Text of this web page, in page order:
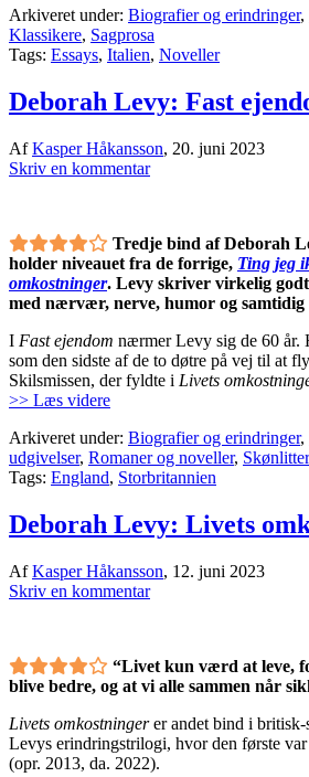
Arkiveret under: Biografier og erindringer,
Klassikere, Sagprosa
Tags: Essays, Italien, Noveller
Deborah Levy: Fast
AfKasper Håkansson, 20. juni 2023
Skriv en kommentar
Tredje bind af Deborah
holder niveauet fra de forrige, Ting jeg
omkostninger. Levy skriver virkelig
med nærvær, nerve, humor og samtidig
I Fast ejendom nærmer Levy sig de 60 år.
som den sidste af de to døtre på vej til at
Skilsmissen, der fyldte i Livets
>> Læs videre
Arkiveret under: Biografier og erindringer,
udgivelser, Romaner og noveller,
Tags: England, Storbritannien
Deborah Levy: Livets
AfKasper Håkansson, 12. juni 2023
Skriv en kommentar
“Livet kun værd at leve,
blive bedre, og at vi alle sammen når
Livets omkostningerer andet bind i britisk-
Levys erindringstrilogi, hvor den første var
(opr. 2013, da. 2022).